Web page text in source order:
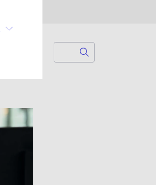
Zoek naar...